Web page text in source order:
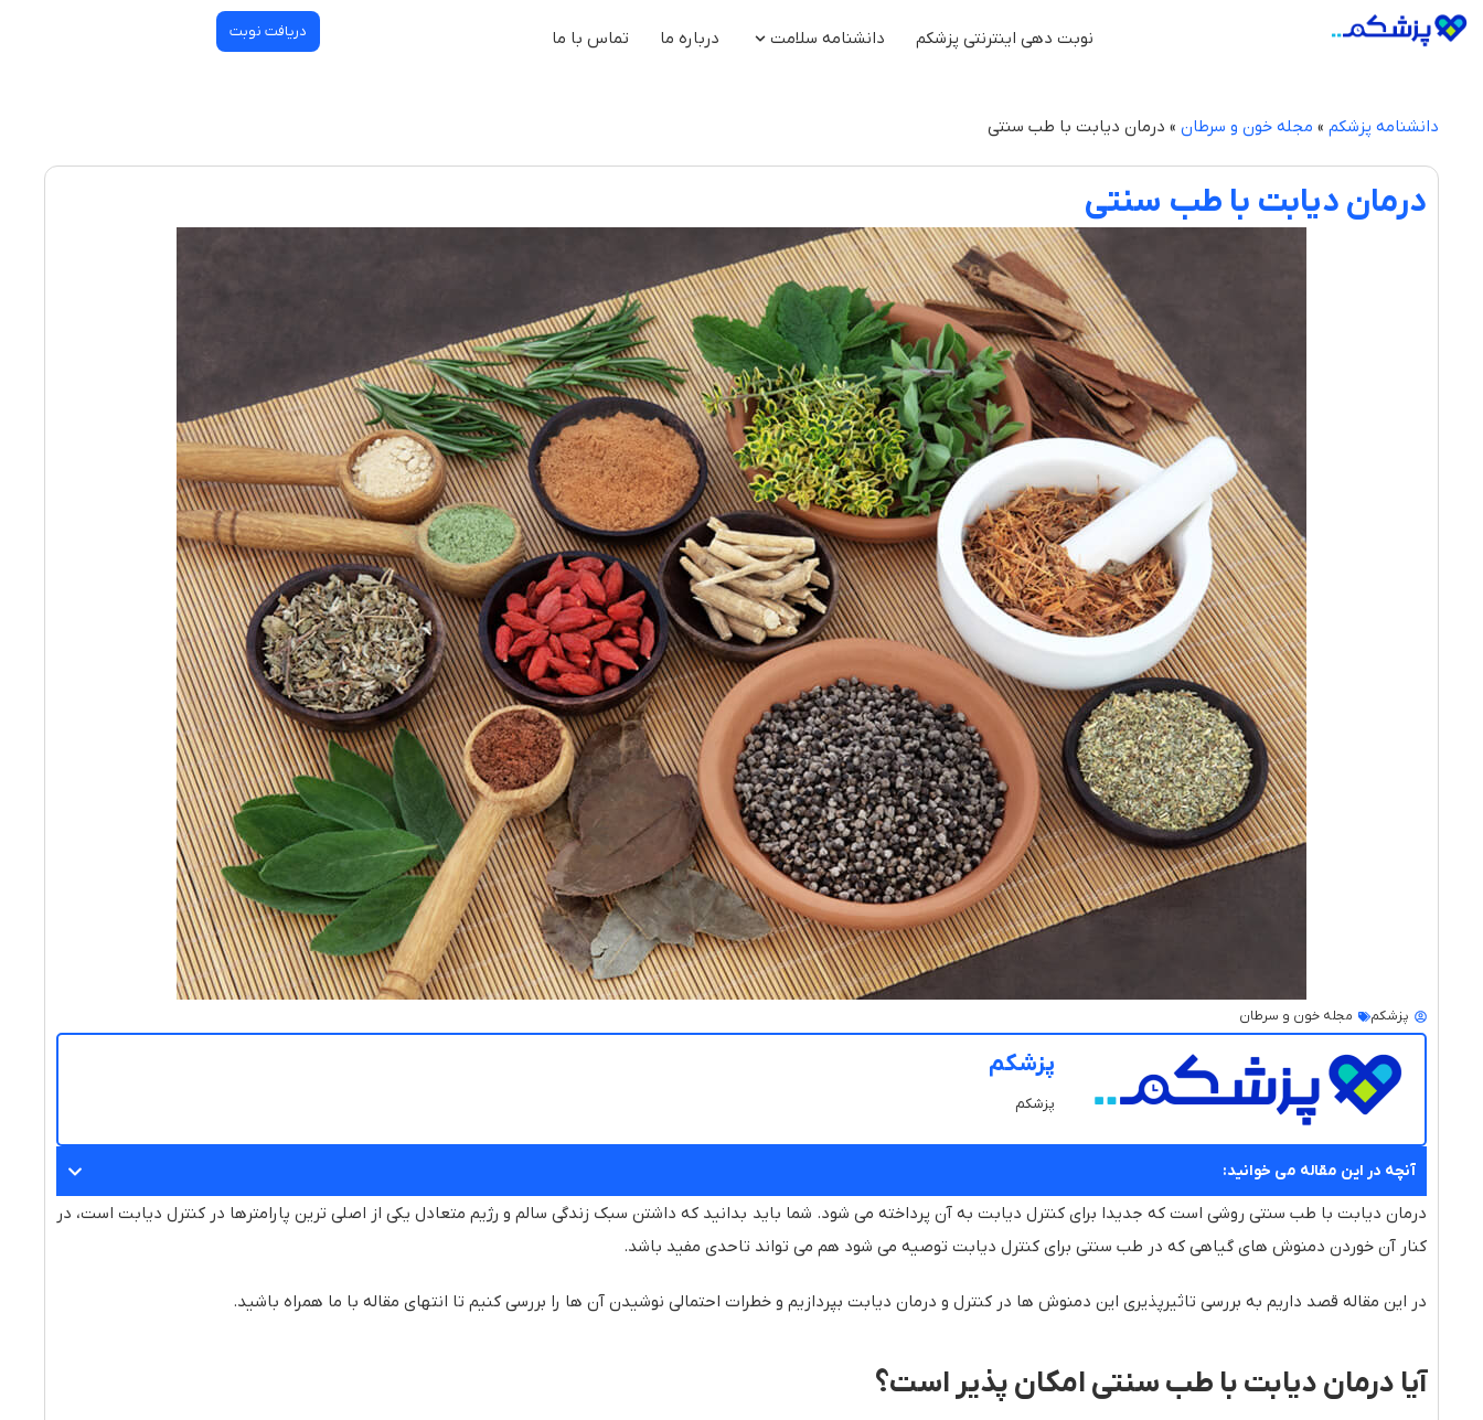
نوبت دهی اینترنتی پزشکم دانشنامه سلامت درباره ما تماس با ما دریافت نوبت
دانشنامه پزشکم » مجله خون و سرطان » درمان دیابت با طب سنتی
درمان دیابت با طب سنتی
پزشکم مجله خون و سرطان
پزشکم
پزشکم
آنچه در این مقاله می خوانید:
درمان دیابت با طب سنتی روشی است که جدیدا برای کنترل دیابت به آن پرداخته می شود. شما باید بدانید که داشتن سبک زندگی سالم و رژیم متعادل یکی از اصلی ترین پارامترها در کنترل دیابت است، در
کنار آن خوردن دمنوش های گیاهی که در طب سنتی برای کنترل دیابت توصیه می شود هم می تواند تاحدی مفید باشد.
در این مقاله قصد داریم به بررسی تاثیرپذیری این دمنوش ها در کنترل و درمان دیابت بپردازیم و خطرات احتمالی نوشیدن آن ها را بررسی کنیم تا انتهای مقاله با ما همراه باشید.
آیا درمان دیابت با طب سنتی امکان پذیر است؟